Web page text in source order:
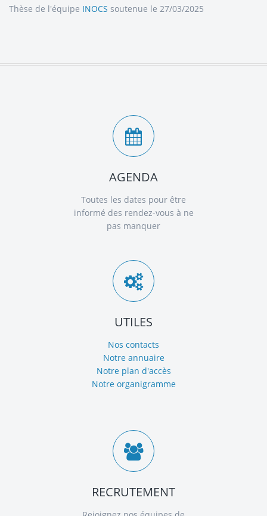
Thèse de l'équipe INOCS soutenue le 27/03/2025
AGENDA
Toutes les dates pour être
informé des rendez-vous à ne
pas manquer
UTILES
Nos contacts
Notre annuaire
Notre plan d'accès
Notre organigramme
RECRUTEMENT